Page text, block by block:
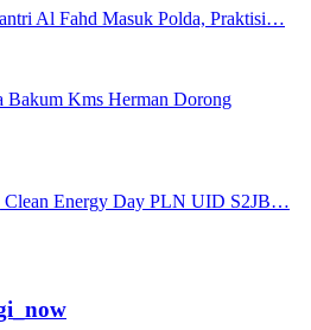
Al Fahd Masuk Polda, Praktisi…
Kms Herman Dorong
Clean Energy Day PLN UID S2JB…